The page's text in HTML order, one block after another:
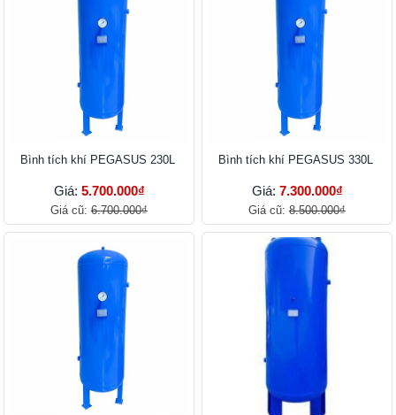
Bình tích khí PEGASUS 230L
Giá: 5.700.000₫
Giá cũ: 6.700.000₫
Bình tích khí PEGASUS 330L
Giá: 7.300.000₫
Giá cũ: 8.500.000₫